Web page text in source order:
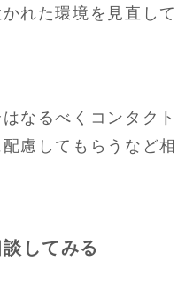
れた環境を見直して
なるべくコンタクト
慮してもらうなど相
してみる